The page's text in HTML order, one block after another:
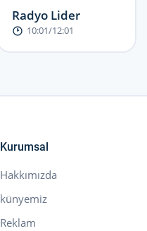
Radyo Lider
10:01/12:01
Kurumsal
Hakkımızda
künyemiz
Reklam